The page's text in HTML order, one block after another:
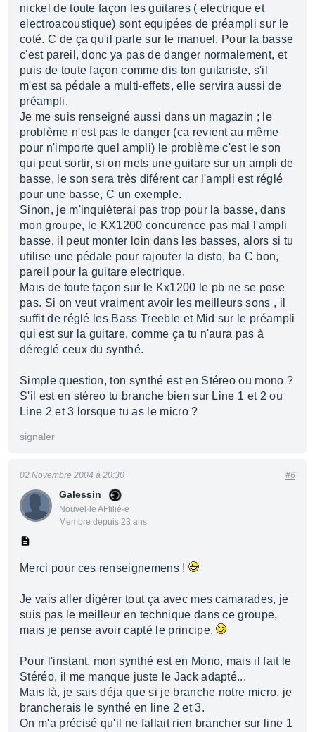
nickel de toute façon les guitares ( electrique et
electroacoustique) sont equipées de préampli sur le
coté. C de ça qu'il parle sur le manuel. Pour la basse
c'est pareil, donc ya pas de danger normalement, et
puis de toute façon comme dis ton guitariste, s'il
m'est sa pédale a multi-effets, elle servira aussi de
préampli.
Je me suis renseigné aussi dans un magazin ; le
problème n'est pas le danger (ca revient au même
pour n'importe quel ampli) le problème c'est le son
qui peut sortir, si on mets une guitare sur un ampli de
basse, le son sera très diférent car l'ampli est réglé
pour une basse, C un exemple.
Sinon, je m'inquiéterai pas trop pour la basse, dans
mon groupe, le KX1200 concurence pas mal l'ampli
basse, il peut monter loin dans les basses, alors si tu
utilise une pédale pour rajouter la disto, ba C bon,
pareil pour la guitare electrique.
Mais de toute façon sur le Kx1200 le pb ne se pose
pas. Si on veut vraiment avoir les meilleurs sons , il
suffit de réglé les Bass Treeble et Mid sur le préampli
qui est sur la guitare, comme ça tu n'aura pas à
déreglé ceux du synthé.
Simple question, ton synthé est en Stéreo ou mono ?
S'il est en stéreo tu branche bien sur Line 1 et 2 ou
Line 2 et 3 lorsque tu as le micro ?
signaler
Galessin
Nouvel·le AFfilié·e
Membre depuis 23 ans
02 Novembre 2004 à 20:30 #6
Merci pour ces renseignemens !
Je vais aller digérer tout ça avec mes camarades, je
suis pas le meilleur en technique dans ce groupe,
mais je pense avoir capté le principe.
Pour l'instant, mon synthé est en Mono, mais il fait le
Stéréo, il me manque juste le Jack adapté...
Mais là, je sais déja que si je branche notre micro, je
brancherais le synthé en line 2 et 3.
On m'a précisé qu'il ne fallait rien brancher sur line 1